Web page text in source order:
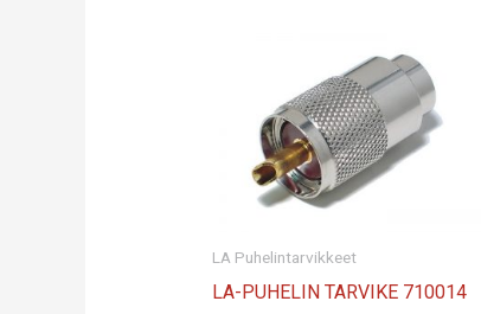
LA Puhelintarvikkeet
LA-PUHELIN TARVIKE 710014